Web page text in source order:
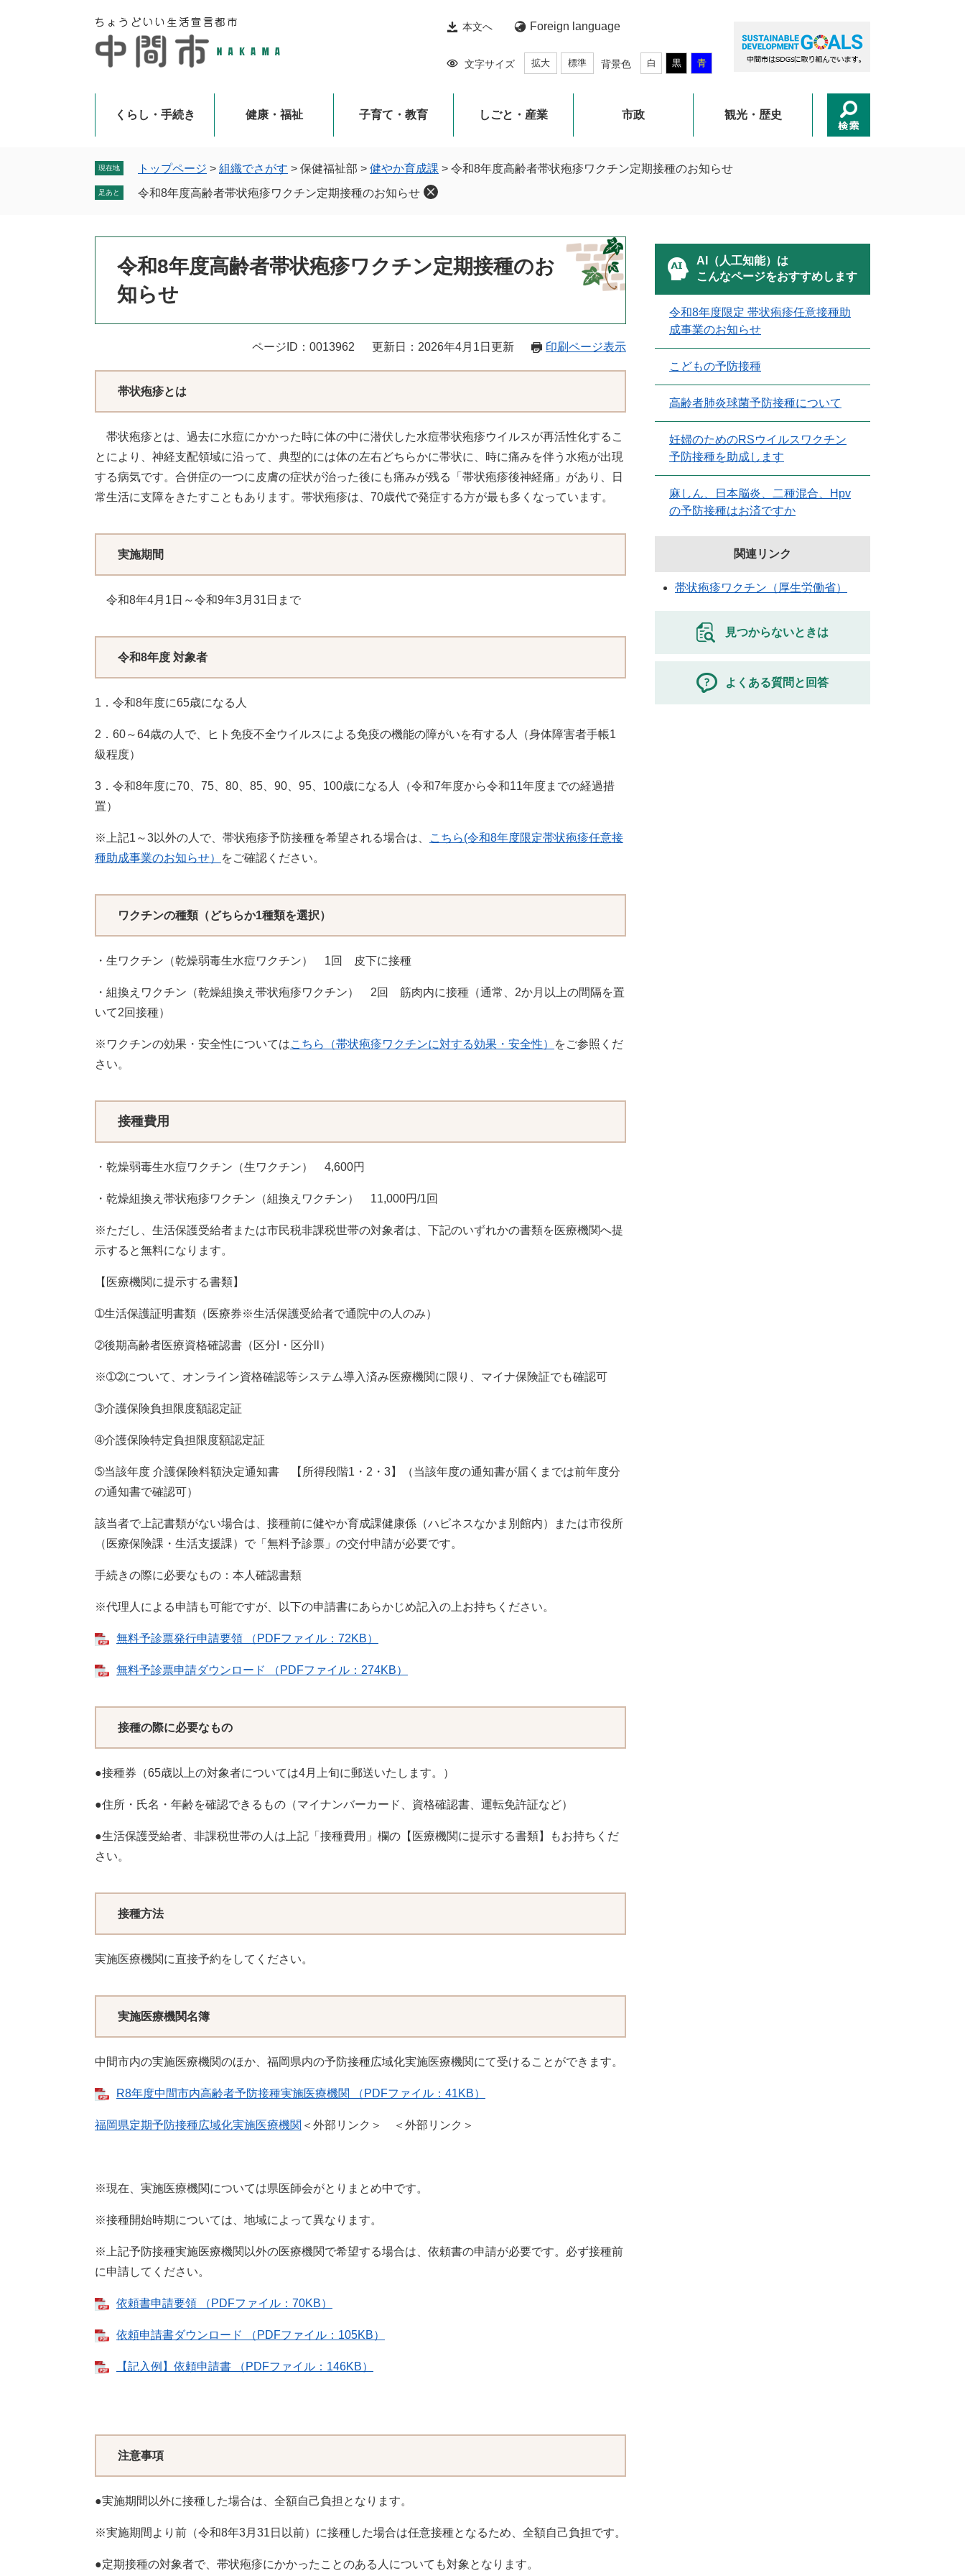
本文へ Foreign language
文字サイズ 拡大 標準 背景色 白 黒 青
くらし・手続き 健康・福祉 子育て・教育 しごと・産業 市政 観光・歴史
現在地 トップページ > 組織でさがす > 保健福祉部 > 健やか育成課 > 令和8年度高齢者帯状疱疹ワクチン定期接種のお知らせ
足あと 令和8年度高齢者帯状疱疹ワクチン定期接種のお知らせ
令和8年度高齢者帯状疱疹ワクチン定期接種のお
知らせ
ページID：0013962 更新日：2026年4月1日更新 印刷ページ表示
帯状疱疹とは
帯状疱疹とは、過去に水痘にかかった時に体の中に潜伏した水痘帯状疱疹ウイルスが再活性化するこ
とにより、神経支配領域に沿って、典型的には体の左右どちらかに帯状に、時に痛みを伴う水疱が出現
する病気です。合併症の一つに皮膚の症状が治った後にも痛みが残る「帯状疱疹後神経痛」があり、日
常生活に支障をきたすこともあります。帯状疱疹は、70歳代で発症する方が最も多くなっています。
​実施期間
令和8年4月1日～令和9年3月31日まで
令和8年度 対象者
1．令和8年度に65歳になる人
2．60～64歳の人で、ヒト免疫不全ウイルスによる免疫の機能の障がいを有する人（身体障害者手帳1
級程度）
3．令和8年度に70、75、80、85、90、95、100歳になる人（令和7年度から令和11年度までの経過措
置）
※上記1～3以外の人で、帯状疱疹予防接種を希望される場合は、
こちら(令和8年度限定帯状疱疹任意接
種助成事業のお知らせ）
をご確認ください。
ワクチンの種類（どちらか1種類を選択）
・生ワクチン（乾燥弱毒生水痘ワクチン） 1回 皮下に接種
・組換えワクチン（乾燥組換え帯状疱疹ワクチン） 2回 筋肉内に接種（通常、2か月以上の間隔を置
いて2回接種）
※ワクチンの効果・安全性についてはこちら（帯状疱疹ワクチンに対する効果・安全性）
をご参照くだ
さい。
接種費用
・乾燥弱毒生水痘ワクチン（生ワクチン） 4,600円
・乾燥組換え帯状疱疹ワクチン（組換えワクチン） 11,000円/1回
※ただし、生活保護受給者または市民税非課税世帯の対象者は、下記のいずれかの書類を医療機関へ提
示すると無料になります。
【医療機関に提示する書類】
➀生活保護証明書類（医療券※生活保護受給者で通院中の人のみ）
➁後期高齢者医療資格確認書（区分I・区分ll）
※➀➁について、オンライン資格確認等システム導入済み医療機関に限り、マイナ保険証でも確認可
➂介護保険負担限度額認定証
➃介護保険特定負担限度額認定証
➄当該年度 介護保険料額決定通知書 【所得段階1・2・3】（当該年度の通知書が届くまでは前年度分
の通知書で確認可）
該当者で上記書類がない場合は、接種前に健やか育成課健康係（ハピネスなかま別館内）または市役所
（医療保険課・生活支援課）で「無料予診票」の交付申請が必要です。
手続きの際に必要なもの：本人確認書類
※代理人による申請も可能ですが、以下の申請書にあらかじめ記入の上お持ちください。
無料予診票発行申請要領 （PDFファイル：72KB）
無料予診票申請ダウンロード （PDFファイル：274KB）
接種の際に必要なもの
●接種券（65歳以上の対象者については4月上旬に郵送いたします。）
●住所・氏名・年齢を確認できるもの（マイナンバーカード、資格確認書、運転免許証など）
●生活保護受給者、非課税世帯の人は上記「接種費用」欄の【医療機関に提示する書類】もお持ちくだ
さい。
接種方法
実施医療機関に直接予約をしてください。
実施医療機関名簿
中間市内の実施医療機関のほか、福岡県内の予防接種広域化実施医療機関にて受けることができます。
R8年度中間市内高齢者予防接種実施医療機関 （PDFファイル：41KB）
福岡県定期予防接種広域化実施医療機関 ＜外部リンク＞ ＜外部リンク＞
※現在、実施医療機関については県医師会がとりまとめ中です。
※接種開始時期については、地域によって異なります。
※上記予防接種実施医療機関以外の医療機関で希望する場合は、依頼書の申請が必要です。必ず接種前
に申請してください。
依頼書申請要領 （PDFファイル：70KB）
依頼申請書ダウンロード （PDFファイル：105KB）
【記入例】依頼申請書 （PDFファイル：146KB）
注意事項
●実施期間以外に接種した場合は、全額自己負担となります。
※実施期間より前（令和8年3月31日以前）に接種した場合は任意接種となるため、全額自己負担です。
●定期接種の対象者で、帯状疱疹にかかったことのある人についても対象となります。
AI（人工知能）は
こんなページをおすすめします
令和8年度限定 帯状疱疹任意接種助
成事業のお知らせ
こどもの予防接種
高齢者肺炎球菌予防接種について
妊婦のためのRSウイルスワクチン
予防接種を助成します
麻しん、日本脳炎、二種混合、Hpv
の予防接種はお済ですか
関連リンク
帯状疱疹ワクチン（厚生労働省）
見つからないときは
よくある質問と回答